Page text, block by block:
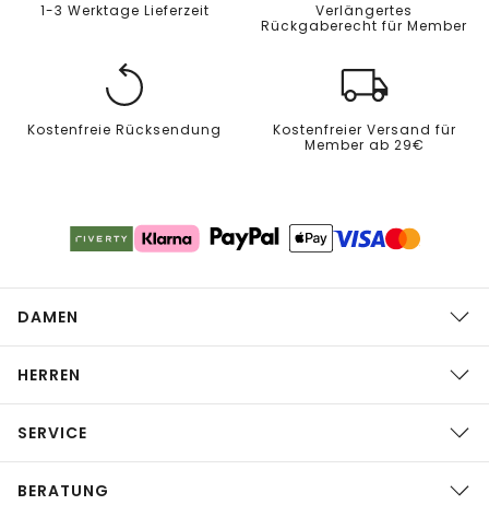
1-3 Werktage Lieferzeit
Verlängertes
Rückgaberecht für Member
Kostenfreie Rücksendung
Kostenfreier Versand für
Member ab 29€
DAMEN
HERREN
SERVICE
BERATUNG